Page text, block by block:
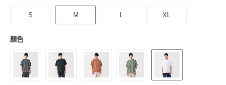
S M L XL
顏色